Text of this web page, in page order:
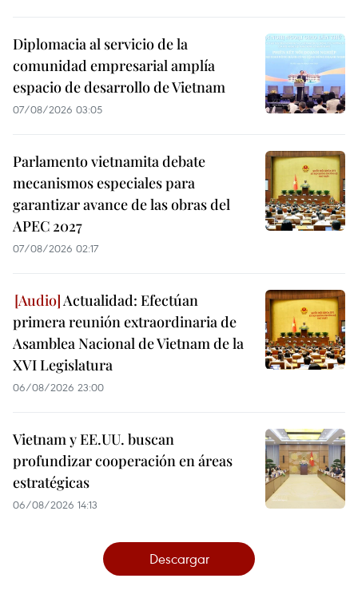
Diplomacia al servicio de la
comunidad empresarial amplía
espacio de desarrollo de Vietnam
07/08/2026 03:05
Parlamento vietnamita debate
mecanismos especiales para
garantizar avance de las obras del
APEC 2027
07/08/2026 02:17
Actualidad: Efectúan
primera reunión extraordinaria de
Asamblea Nacional de Vietnam de la
XVI Legislatura
06/08/2026 23:00
Vietnam y EE.UU. buscan
profundizar cooperación en áreas
estratégicas
06/08/2026 14:13
Descargar